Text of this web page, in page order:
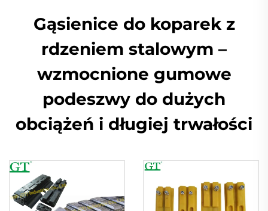
Gąsienice do koparek z
rdzeniem stalowym –
wzmocnione gumowe
podeszwy do dużych
obciążeń i długiej trwałości